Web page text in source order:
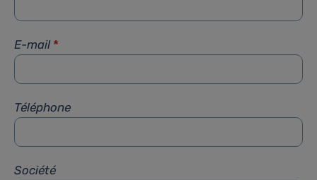
E-mail *
Téléphone
Société